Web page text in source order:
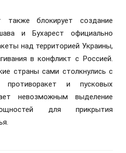
также блокирует создание
и Бухарест официально
над территорией Украины,
в конфликт с Россией.
страны сами столкнулись с
и пусковых
невозможным выделение
для прикрытия